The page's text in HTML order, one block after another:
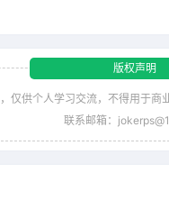
版权声明
仅供个人学习交流，不得用于商
联系邮箱：